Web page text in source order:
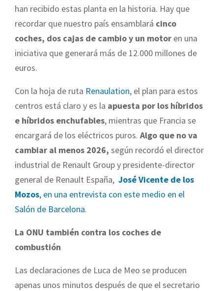
han recibido estas planta en la historia. Hay que
recordar que nuestro país ensamblará cinco
coches, dos cajas de cambio y un motor en una
iniciativa que generará más de 12.000 millones de
euros.
Con la hoja de ruta Renaulation, el plan para estos
centros está claro y es la apuesta por los híbridos
e híbridos enchufables, mientras que Francia se
encargará de los eléctricos puros. Algo que no va
cambiar al menos 2026, según recordó el director
industrial de Renault Group y presidente-director
general de Renault España, José Vicente de los
Mozos, en una entrevista con este medio en el
Salón de Barcelona.
La ONU también contra los coches de
combustión
Las declaraciones de Luca de Meo se producen
apenas unos minutos después de que el secretario